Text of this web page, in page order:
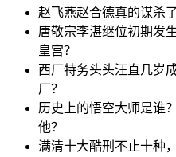
赵飞燕赵合德真的谋杀
唐敬宗李湛继位初期发
皇宫？
西厂特务头头汪直几岁
厂？
历史上的悟空大师是谁
他？
满清十大酷刑不止十种